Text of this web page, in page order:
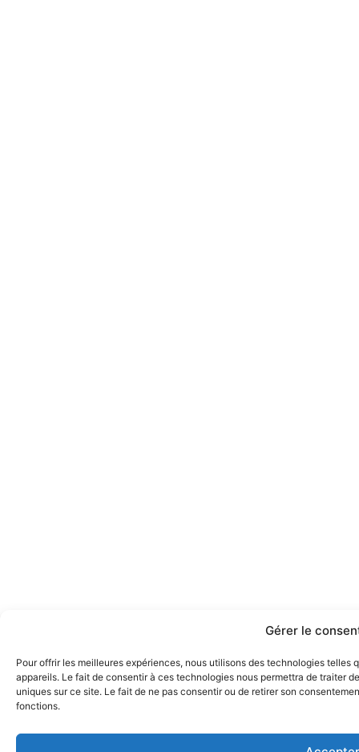
Gérer le
Pour offrir les meilleures expériences, nous utilisons des technologies
appareils. Le fait de consentir à ces technologies nous permettra de traiter
uniques sur ce site. Le fait de ne pas consentir ou de retirer son
fonctions.